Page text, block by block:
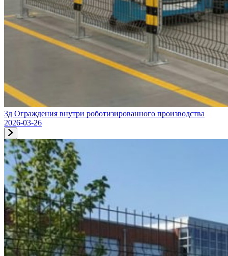
3д Ограждения внутри роботизированного производства
2026-03-26